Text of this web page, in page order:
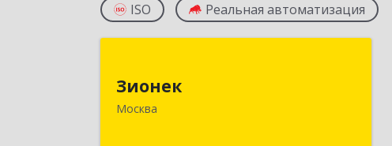
ISO Реальная автоматизация
Зионек
Москва
владение № 2, строение 15, этаж 1,